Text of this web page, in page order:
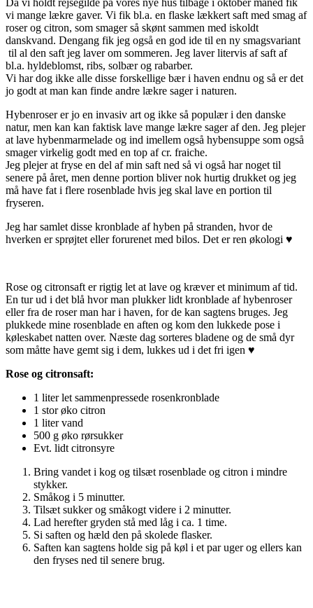
vi mange lækre gaver. Vi fik bl.a. en flaske lækkert saft med smag af
roser og citron, som smager så skønt sammen med iskoldt
danskvand. Dengang fik jeg også en god ide til en ny smagsvariant
til al den saft jeg laver om sommeren. Jeg laver litervis af saft af
bl.a. hyldeblomst, ribs, solbær og rabarber.
Vi har dog ikke alle disse forskellige bær i haven endnu og så er det
jo godt at man kan finde andre lækre sager i naturen.
Hybenroser er jo en invasiv art og ikke så populær i den danske
natur, men kan kan faktisk lave mange lækre sager af den. Jeg plejer
at lave hybenmarmelade og ind imellem også hybensuppe som også
smager virkelig godt med en top af cr. fraiche.
Jeg plejer at fryse en del af min saft ned så vi også har noget til
senere på året, men denne portion bliver nok hurtig drukket og jeg
må have fat i flere rosenblade hvis jeg skal lave en portion til
fryseren.
Jeg har samlet disse kronblade af hyben på stranden, hvor de
hverken er sprøjtet eller forurenet med bilos. Det er ren økologi ♥
Rose og citronsaft er rigtig let at lave og kræver et minimum af tid.
En tur ud i det blå hvor man plukker lidt kronblade af hybenroser
eller fra de roser man har i haven, for de kan sagtens bruges. Jeg
plukkede mine rosenblade en aften og kom den lukkede pose i
køleskabet natten over. Næste dag sorteres bladene og de små dyr
som måtte have gemt sig i dem, lukkes ud i det fri igen ♥
Rose og citronsaft:
1 liter let sammenpressede rosenkronblade
1 stor øko citron
1 liter vand
500 g øko rørsukker
Evt. lidt citronsyre
Bring vandet i kog og tilsæt rosenblade og citron i mindre
stykker.
Småkog i 5 minutter.
Tilsæt sukker og småkogt videre i 2 minutter.
Lad herefter gryden stå med låg i ca. 1 time.
Si saften og hæld den på skolede flasker.
Saften kan sagtens holde sig på køl i et par uger og ellers kan
den fryses ned til senere brug.